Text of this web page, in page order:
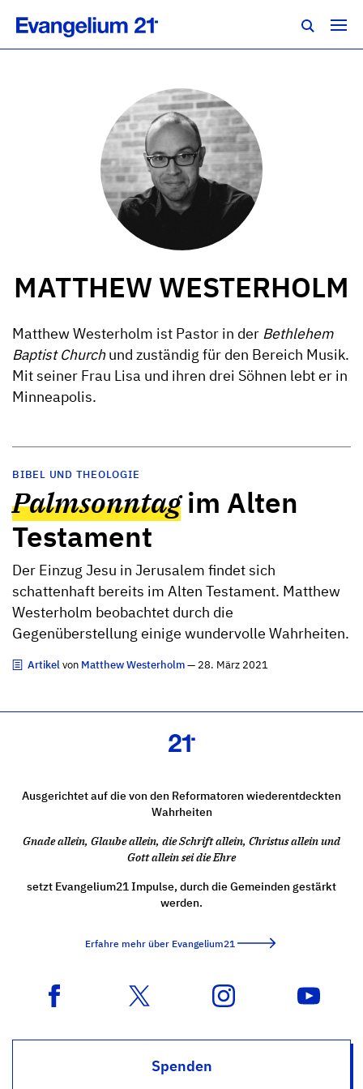
MATTHEW WESTERHOLM
Matthew Westerholm ist Pastor in der Bethlehem
Baptist Churchund zuständig für den Bereich Musik.
Mit seiner Frau Lisa und ihren drei Söhnen lebt er in
Minneapolis.
BIBEL UND THEOLOGIE
Palmsonntagim Alten
Testament
Der Einzug Jesu in Jerusalem findet sich
schattenhaft bereits im Alten Testament. Matthew
Westerholm beobachtet durch die
Gegenüberstellung einige wundervolle Wahrheiten.
Artikelvon Matthew Westerholm— 28. März 2021
Ausgerichtet auf die von den Reformatoren wiederentdeckten
Wahrheiten
Gnade allein, Glaube allein, die Schrift allein, Christus allein und
Gott allein sei die Ehre
setzt Evangelium21 Impulse, durch die Gemeinden gestärkt
werden.
Erfahre mehr über Evangelium21
Spenden